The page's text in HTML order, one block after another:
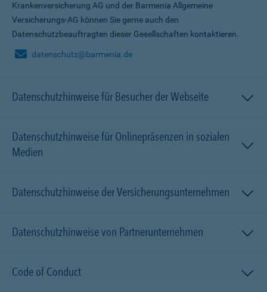
Krankenversicherung AG und der Barmenia Allgemeine
Versicherungs-AG können Sie gerne auch den
Datenschutzbeauftragten dieser Gesellschaften kontaktieren.
datenschutz@barmenia.de
Datenschutzhinweise für Besucher der Webseite
Datenschutzhinweise für Onlinepräsenzen in sozialen
Medien
Datenschutzhinweise der Versicherungsunternehmen
Datenschutzhinweise von Partnerunternehmen
Code of Conduct